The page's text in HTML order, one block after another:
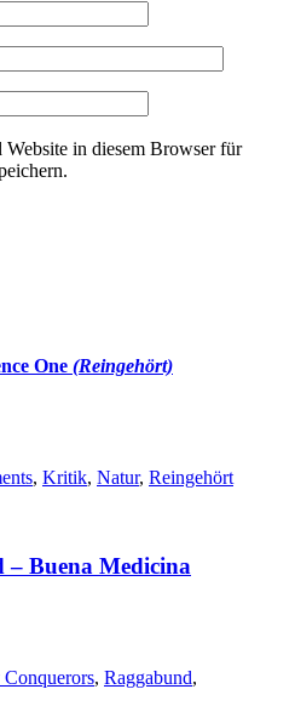
in diesem Browser für
One (Reingehört)
, Kritik, Natur, Reingehört
– Buena Medicina
, Raggabund,